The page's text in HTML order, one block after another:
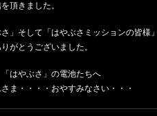
頂きました。
さ」そして「はやぶさミッションの皆
がとうございました。
はやぶさ」の電池たちへ
ま・・・・おやすみなさい・・・